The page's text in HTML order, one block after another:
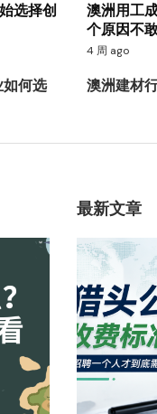
选择创
澳洲用工
个原因不
4 周 ago
何选
澳洲建材
最新文章